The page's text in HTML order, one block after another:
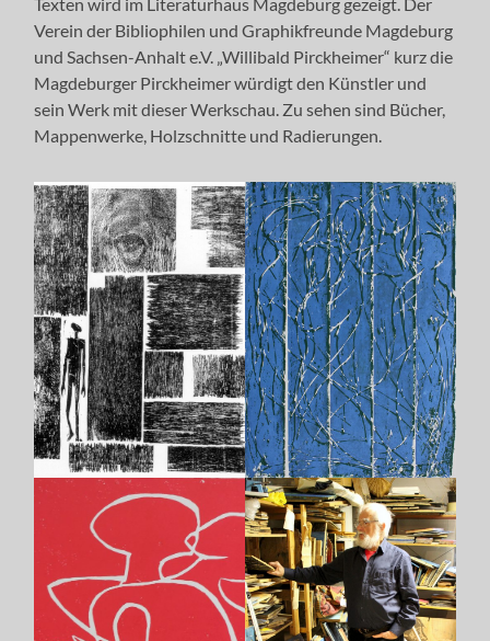
Verein der Bibliophilen und Graphikfreunde Magdeburg
und Sachsen-Anhalt e.V. „Willibald Pirckheimer“ kurz die
Magdeburger Pirckheimer würdigt den Künstler und
sein Werk mit dieser Werkschau. Zu sehen sind Bücher,
Mappenwerke, Holzschnitte und Radierungen.